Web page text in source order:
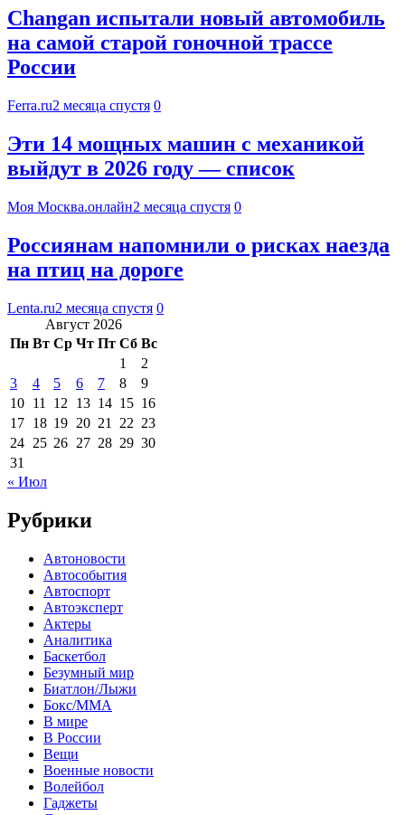
Changan испытали новый автомобиль
на самой старой гоночной трассе
России
Ferra.ru2 месяца спустя 0
Эти 14 мощных машин с механикой
выйдут в 2026 году — список
Моя Москва.онлайн2 месяца спустя 0
Россиянам напомнили о рисках наезда
на птиц на дороге
Lenta.ru2 месяца спустя 0
Август 2026
Пн Вт Ср Чт Пт Сб Вс
1
2
3
4 5 6 7 8
9
10 11 12 13 14 15 16
17 18 19 20 21 22 23
24 25 26 27 28 29 30
31
« Июл
Рубрики
Автоновости
Автособытия
Автоспорт
Автоэксперт
Актеры
Аналитика
Баскетбол
Безумный мир
Биатлон/Лыжи
Бокс/MMA
В мире
В России
Вещи
Военные новости
Волейбол
Гаджеты